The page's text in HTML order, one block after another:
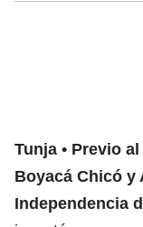
Tunja
Previo
Boyacá Chicó y
Independencia